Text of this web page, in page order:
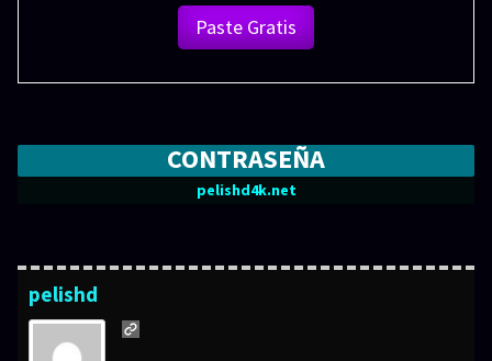
Paste Gratis
CONTRASEÑA
pelishd4k.net
pelishd